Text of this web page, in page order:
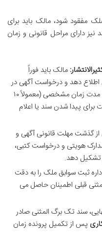
مفقود شود، مالک باید برای
نیز دارای مراحل قانونی و زمان
مالک باید فوراً
اطلاع دهد و درخواست آگهی در
روزنامه را ارائه کند. این آگهی برای مدت زمان مشخصی (معمولاً ۱۰
برای پیدا شدن سند یا اعلام
گذشت مهلت قانونی آگهی و
هویتی و درخواست کتبی،
تشکیل دهد.
ثبت سوابق ملک را به دقت
قبلی اطمینان حاصل می
سند تک برگ المثنی صادر
پس از تکمیل پرونده زمان